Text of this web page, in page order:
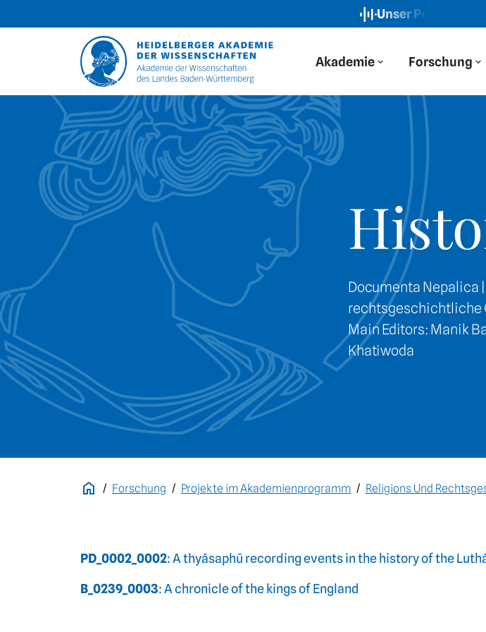
Unser Podcast: Der
Akademie Forschung
Documenta Nepalica
rechtsgeschichtliche
Main Editors: Manik
Khatiwoda
Forschung Projekte im Akademienprogramm Religions Und
PD_0002_0002: A thyāsaphū recording events in the history of the
B_0239_0003: A chronicle of the kings of England